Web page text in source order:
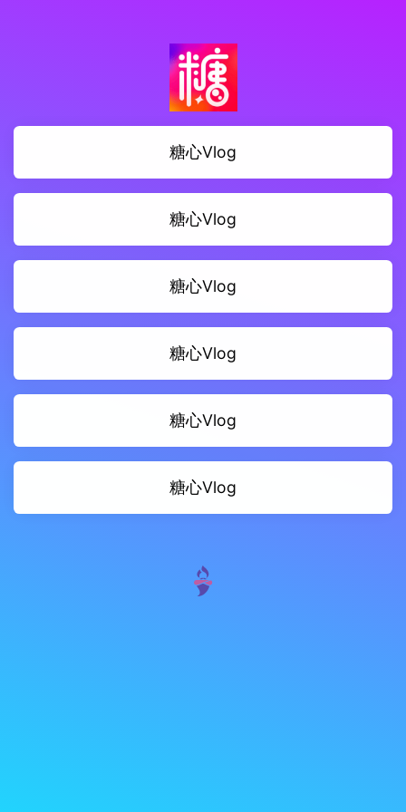
糖心Vlog
糖心Vlog
糖心Vlog
糖心Vlog
糖心Vlog
糖心Vlog